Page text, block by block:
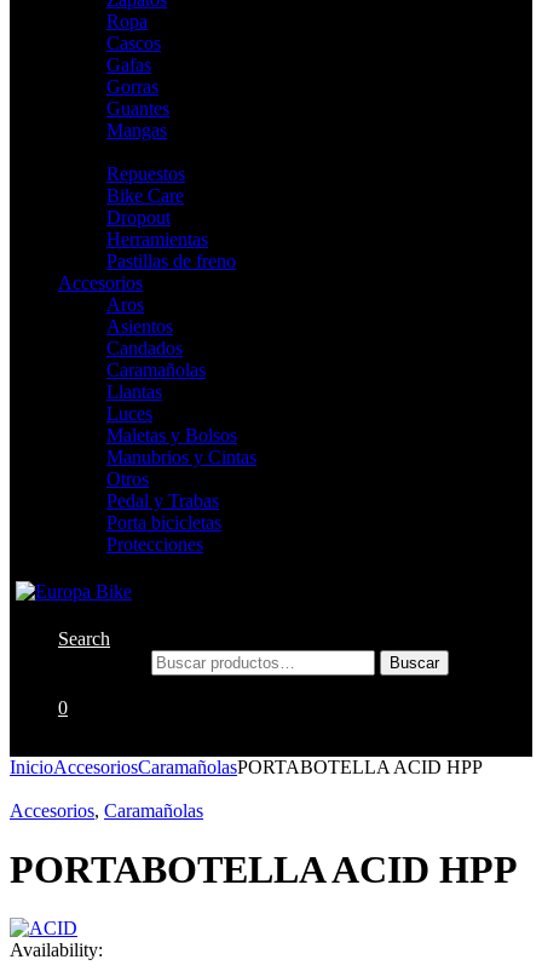
Ropa
Cascos
Gafas
Gorras
Guantes
Mangas
Repuestos
Bike Care
Dropout
Herramientas
Pastillas de freno
Accesorios
Aros
Asientos
Candados
Caramañolas
Llantas
Luces
Maletas y Bolsos
Manubrios y Cintas
Otros
Pedal y Trabas
Porta bicicletas
Protecciones
Search
Buscar
0
InicioAccesoriosCaramañolasPORTABOTELLA ACID HPP
Accesorios, Caramañolas
PORTABOTELLA ACID HPP
Availability: